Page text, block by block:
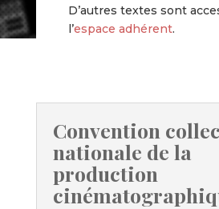
D’autres textes sont
l’espace adhérent.
Convention
nationale de la
production